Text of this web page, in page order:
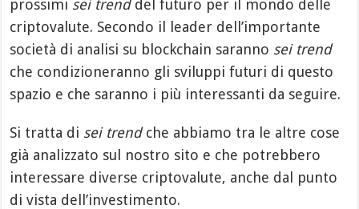
prossimi sei trenddel futuro per il mondo delle
criptovalute. Secondo il leader dell’importante
società di analisi su blockchain saranno sei trend
che condizioneranno gli sviluppi futuri di questo
spazio e che saranno i più interessanti da seguire.
Si tratta di sei trendche abbiamo tra le altre cose
già analizzato sul nostro sito e che potrebbero
interessare diverse criptovalute, anche dal punto
di vista dell’investimento.